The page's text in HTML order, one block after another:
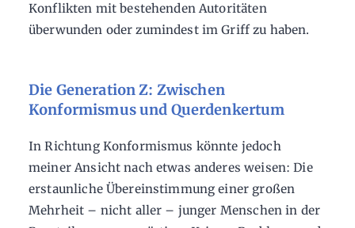
Konflikten mit bestehenden Autoritäten
überwunden oder zumindest im Griff zu haben.
Die Generation Z: Zwischen
Konformismus und Querdenkertum
In Richtung Konformismus könnte jedoch
meiner Ansicht nach etwas anderes weisen: Die
erstaunliche Übereinstimmung einer großen
Mehrheit – nicht aller – junger Menschen in der